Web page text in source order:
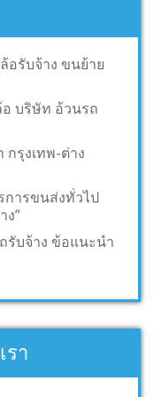
อรับจ้าง ขนย้าย
อ บริษัท อ้วนรถ
รุงเทพ-ต่าง
ารขนส่งทั่วไป
ง”
รับจ้าง ข้อแนะนำ
รา